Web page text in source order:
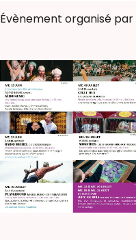
Évènement organisé par